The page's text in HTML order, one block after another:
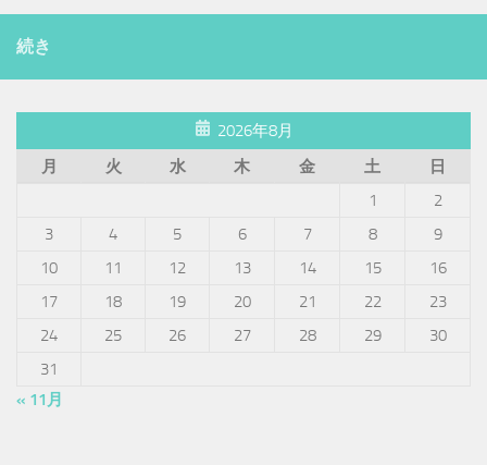
続き
2026年8月
月
火 水 木 金 土
日
1
2
3
4 5 6 7 8
9
10
11 12 13 14 15
16
17
18 19 20 21 22
23
24
25 26 27 28 29
30
31
« 11月